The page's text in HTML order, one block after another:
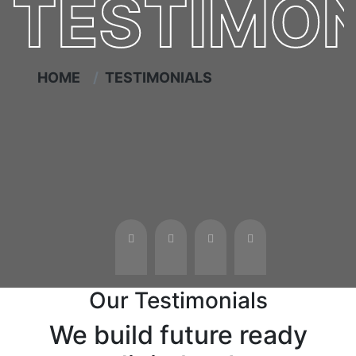
HOME TESTIMONIALS
Our Testimonials
We build future ready